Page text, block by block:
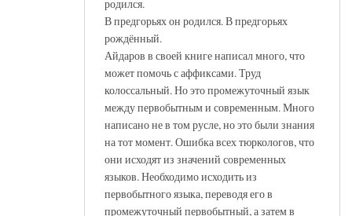
родился.
В предгорьях он родился. В предгорьях
рождённый.
Айдаров в своей книге написал много, что
может помочь с аффиксами. Труд
колоссальный. Но это промежуточный язык
между первобытным и современным. Много
написано не в том русле, но это были знания
на тот момент. Ошибка всех тюркологов, что
они исходят из значений современных
языков. Необходимо исходить из
первобытного языка, переводя его в
промежуточный первобытный, а затем в